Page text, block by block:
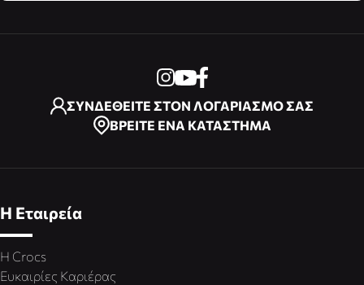
ΣΥΝΔΕΘΕΙΤΕ ΣΤΟΝ ΛΟΓΑΡΙΑΣΜΟ ΣΑΣ
ΒΡΕΙΤΕ ΕΝΑ ΚΑΤΑΣΤΗΜΑ
Η Εταιρεία
Η Crocs
Ευκαιρίες Καριέρας